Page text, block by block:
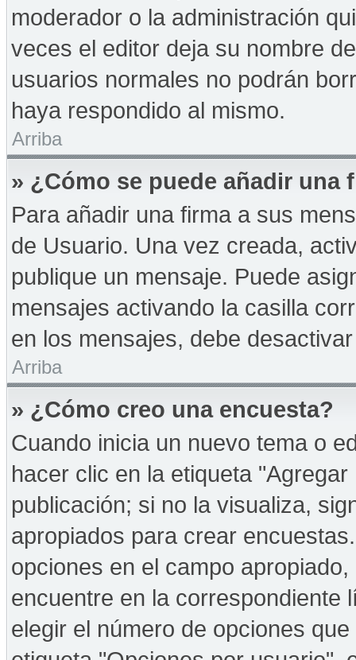
moderador o la administración
veces el editor deja su nombre
usuarios normales no podrán
haya respondido al mismo.
Arriba
» ¿Cómo se puede añadir una
Para añadir una firma a sus
de Usuario. Una vez creada,
publique un mensaje. Puede
mensajes activando la casilla
en los mensajes, debe
Arriba
» ¿Cómo creo una encuesta?
Cuando inicia un nuevo tema o
hacer clic en la etiqueta
publicación; si no la visualiza,
apropiados para crear
opciones en el campo
encuentre en la correspondiente
elegir el número de opciones